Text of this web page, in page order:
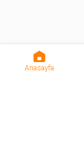
Anasayfa